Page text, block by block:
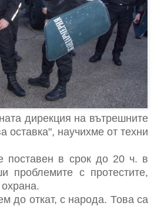
дирекция на вътрешните
оставка", научихме от техни
поставен в срок до 20 ч. в
проблемите с протестите,
до откат, с народа. Това са